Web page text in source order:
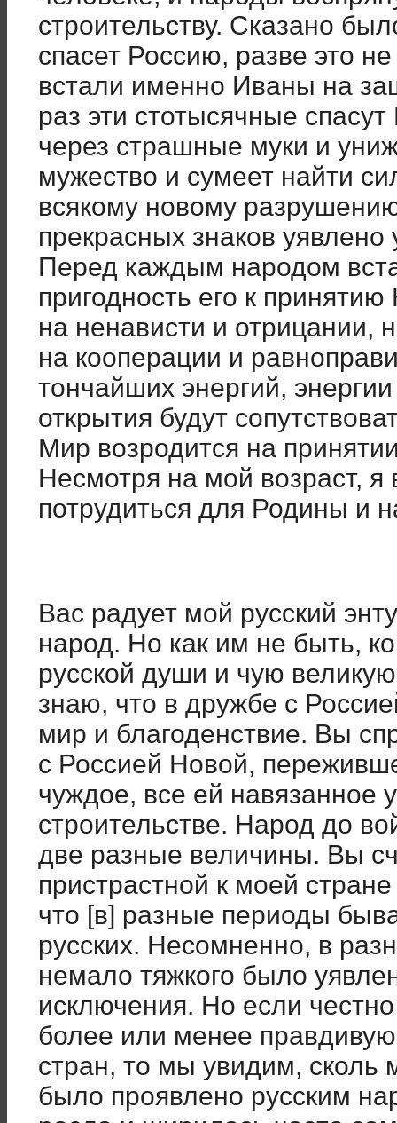
строительству. Сказано
спасет Россию, разве это
встали именно Иваны на
раз эти стотысячные
через страшные муки и
мужество и сумеет найти
всякому новому
прекрасных знаков
Перед каждым народом
пригодность его к
на ненависти и отрицании,
на кооперации и
тончайших энергий,
открытия будут
Мир возродится на
Несмотря на мой возраст,
потрудиться для Родины и
Вас радует мой русский
народ. Но как им не быть,
русской души и чую
знаю, что в дружбе с
мир и благоденствие. Вы
с Россией Новой,
чуждое, все ей
строительстве. Народ до
две разные величины. Вы
пристрастной к моей
что [в] разные периоды
русских. Несомненно, в
немало тяжкого было
исключения. Но если
более или менее
стран, то мы увидим, сколь
было проявлено русским